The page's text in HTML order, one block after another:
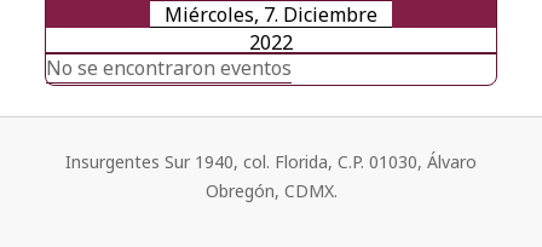
Miércoles, 7. Diciembre
2022
No se encontraron eventos
Insurgentes Sur 1940, col. Florida, C.P. 01030, Álvaro
Obregón, CDMX.